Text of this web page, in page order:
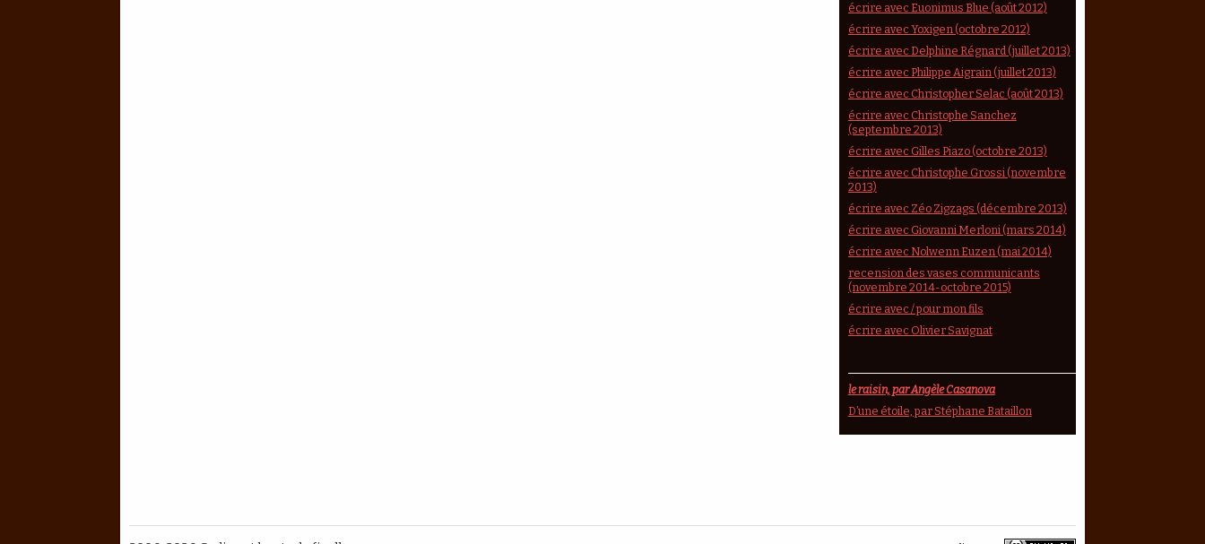
écrire avec Euonimus Blue (août 2012)
écrire avec Yoxigen (octobre 2012)
écrire avec Delphine Régnard (juillet 2013)
écrire avec Philippe Aigrain (juillet 2013)
écrire avec Christopher Selac (août 2013)
écrire avec Christophe Sanchez
(septembre 2013)
écrire avec Gilles Piazo (octobre 2013)
écrire avec Christophe Grossi (novembre
2013)
écrire avec Zéo Zigzags (décembre 2013)
écrire avec Giovanni Merloni (mars 2014)
écrire avec Nolwenn Euzen (mai 2014)
recension des vases communicants
(novembre 2014-octobre 2015)
écrire avec / pour mon fils
écrire avec Olivier Savignat
le raisin, par Angèle Casanova
D’une étoile, par Stéphane Bataillon